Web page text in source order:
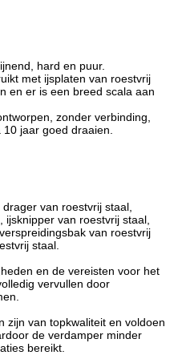
hard en puur.
met ijsplaten van roestvrij
en er is een breed scala aan
zonder verbinding,
jaar goed draaien.
van roestvrij staal,
van roestvrij staal,
van roestvrij
staal.
en de vereisten voor het
vervullen door
zijn van topkwaliteit en voldoen
de verdamper minder
bereikt.